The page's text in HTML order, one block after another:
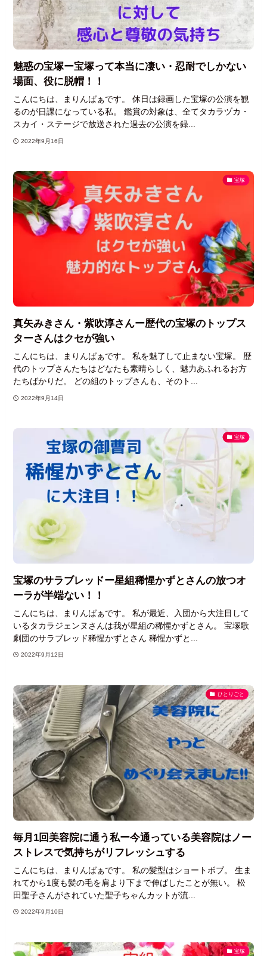
魅惑の宝塚ー宝塚って本当に凄い・忍耐でしかない
場面、役に脱帽！！
こんにちは、まりんばぁです。 休日は録画した宝塚の公演を観
るのが日課になっている私。 鑑賞の対象は、全てタカラヅカ・
スカイ・ステージで放送された過去の公演を録...
2022年9月16日
宝塚
真矢みきさん・紫吹淳さんー歴代の宝塚のトップス
ターさんはクセが強い
こんにちは、まりんばぁです。 私を魅了して止まない宝塚。 歴
代のトップさんたちはどなたも素晴らしく、魅力あふれるお方
たちばかりだ。 どの組のトップさんも、そのト...
2022年9月14日
宝塚
宝塚のサラブレッドー星組稀惺かずとさんの放つオ
ーラが半端ない！！
こんにちは、まりんばぁです。 私が最近、入団から大注目して
いるタカラジェンヌさんは我が星組の稀惺かずとさん。 宝塚歌
劇団のサラブレッド稀惺かずとさん 稀惺かずと...
2022年9月12日
ひとりごと
毎月1回美容院に通う私ー今通っている美容院はノー
ストレスで気持ちがリフレッシュする
こんにちは、まりんばぁです。 私の髪型はショートボブ。 生ま
れてから1度も髪の毛を肩より下まで伸ばしたことが無い。 松
田聖子さんがされていた聖子ちゃんカットが流...
2022年9月10日
宝塚